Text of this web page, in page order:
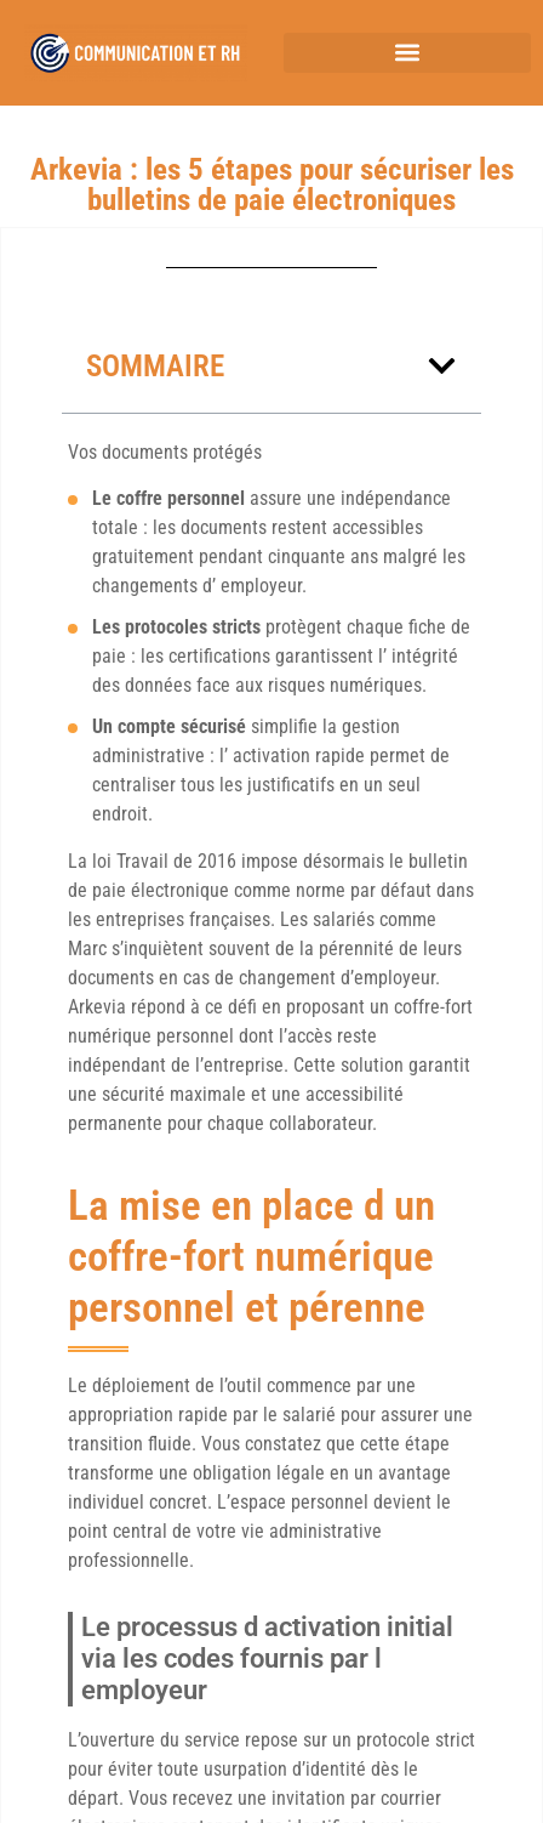
Arkevia : les 5 étapes pour sécuriser les
bulletins de paie électroniques
SOMMAIRE
Vos documents protégés
Le coffre personnel assure une indépendance
totale : les documents restent accessibles
gratuitement pendant cinquante ans malgré les
changements d’ employeur.
Les protocoles stricts protègent chaque fiche de
paie : les certifications garantissent l’ intégrité
des données face aux risques numériques.
Un compte sécurisé simplifie la gestion
administrative : l’ activation rapide permet de
centraliser tous les justificatifs en un seul
endroit.
La loi Travail de 2016 impose désormais le bulletin
de paie électronique comme norme par défaut dans
les entreprises françaises. Les salariés comme
Marc s’inquiètent souvent de la pérennité de leurs
documents en cas de changement d’employeur.
Arkevia répond à ce défi en proposant un coffre-fort
numérique personnel dont l’accès reste
indépendant de l’entreprise. Cette solution garantit
une sécurité maximale et une accessibilité
permanente pour chaque collaborateur.
La mise en place d un
coffre-fort numérique
personnel et pérenne
Le déploiement de l’outil commence par une
appropriation rapide par le salarié pour assurer une
transition fluide. Vous constatez que cette étape
transforme une obligation légale en un avantage
individuel concret. L’espace personnel devient le
point central de votre vie administrative
professionnelle.
Le processus d activation initial
via les codes fournis par l
employeur
L’ouverture du service repose sur un protocole strict
pour éviter toute usurpation d’identité dès le
départ. Vous recevez une invitation par courrier